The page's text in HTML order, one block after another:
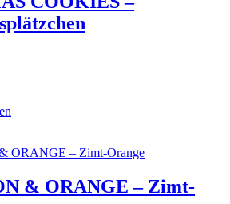
& ORANGE – Zimt-